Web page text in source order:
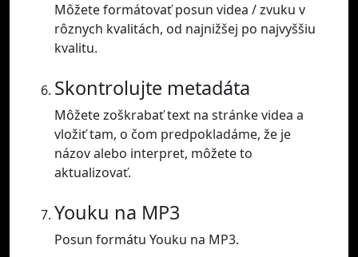
Môžete formátovať posun videa / zvuku v
rôznych kvalitách, od najnižšej po najvyššiu
kvalitu.
Skontrolujte metadáta
Môžete zoškrabať text na stránke videa a
vložiť tam, o čom predpokladáme, že je
názov alebo interpret, môžete to
aktualizovať.
Youku na MP3
Posun formátu Youku na MP3.